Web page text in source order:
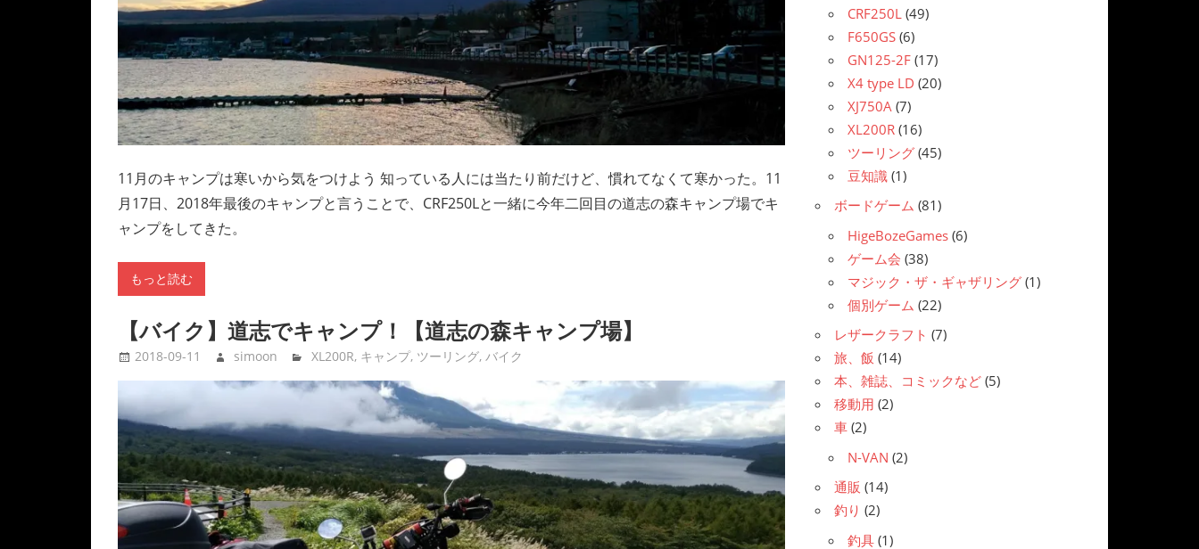
11月のキャンプは寒いから気をつけよう 知っている人には当たり前だけど、慣れてなくて寒かった。11
月17日、2018年最後のキャンプと言うことで、CRF250Lと一緒に今年二回目の道志の森キャンプ場でキ
ャンプをしてきた。
もっと読む
【バイク】道志でキャンプ！【道志の森キャンプ場】
2018-09-11 simoon XL200R, キャンプ, ツーリング, バイク
CRF250L (49)
F650GS (6)
GN125-2F (17)
X4 type LD (20)
XJ750A (7)
XL200R (16)
ツーリング (45)
豆知識 (1)
ボードゲーム (81)
HigeBozeGames (6)
ゲーム会 (38)
マジック・ザ・ギャザリング (1)
個別ゲーム (22)
レザークラフト (7)
旅、飯 (14)
本、雑誌、コミックなど (5)
移動用 (2)
車 (2)
N-VAN (2)
通販 (14)
釣り (2)
釣具 (1)